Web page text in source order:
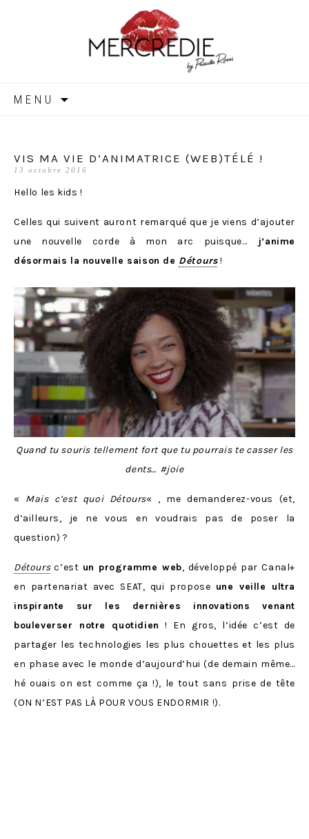
MERCREDIE
MENU
VIS MA VIE D’ANIMATRICE (WEB)TÉLÉ !
13 octobre 2016
Hello les kids !
Celles qui suivent auront remarqué que je viens d’ajouter
une nouvelle corde à mon arc puisque… j’anime
désormais la nouvelle saison de Détours!
Quand tu souris tellement fort que tu pourrais te casser les
dents… #joie
« Mais c’est quoi Détours« , me demanderez-vous (et,
d’ailleurs, je ne vous en voudrais pas de poser la
question) ?
Détours c’est un programme web, développé par Canal+
en partenariat avec SEAT, qui propose une veille ultra
inspirante sur les dernières innovations venant
bouleverser notre quotidien ! En gros, l’idée c’est de
partager les technologies les plus chouettes et les plus
en phase avec le monde d’aujourd’hui (de demain même…
hé ouais on est comme ça !), le tout sans prise de tête
(ON N’EST PAS LÀ POUR VOUS ENDORMIR !).